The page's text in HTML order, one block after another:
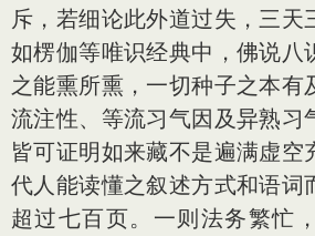
斥，若细论此外道过失，三天
如楞伽等唯识经典中，佛说八
之能熏所熏，一切种子之本有
流注性、等流习气因及异熟习
皆可证明如来藏不是遍满虚空
代人能读懂之叙述方式和语词
超过七百页。一则法务繁忙